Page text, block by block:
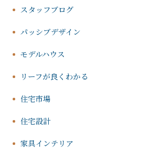
スタッフブログ
パッシブデザイン
モデルハウス
リーフが良くわかる
住宅市場
住宅設計
家具インテリア